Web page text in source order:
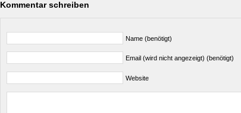
Kommentar schreiben
Name (benötigt)
Email (wird nicht angezeigt) (benötigt)
Website